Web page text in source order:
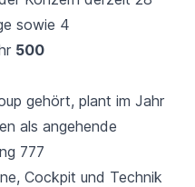
sowie 4
500
gehört, plant im Jahr
als angehende
777
Cockpit und Technik